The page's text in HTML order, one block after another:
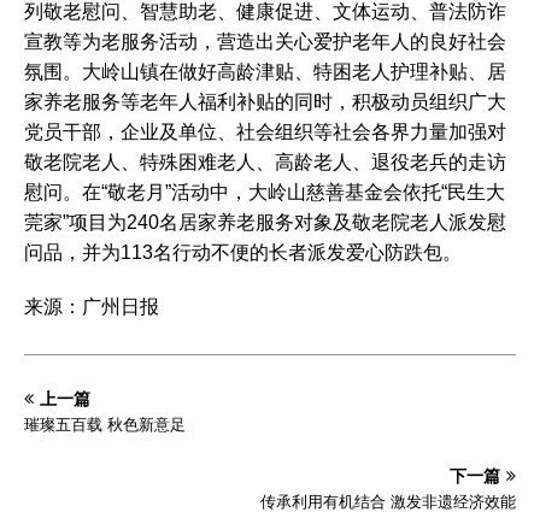
列敬老慰问、智慧助老、健康促进、文体运动、普法防诈
宣教等为老服务活动，营造出关心爱护老年人的良好社会
氛围。大岭山镇在做好高龄津贴、特困老人护理补贴、居
家养老服务等老年人福利补贴的同时，积极动员组织广大
党员干部，企业及单位、社会组织等社会各界力量加强对
敬老院老人、特殊困难老人、高龄老人、退役老兵的走访
慰问。在“敬老月”活动中，大岭山慈善基金会依托“民生大
莞家”项目为240名居家养老服务对象及敬老院老人派发慰
问品，并为113名行动不便的长者派发爱心防跌包。
来源：广州日报
上一篇
璀璨五百载 秋色新意足
下一篇
传承利用有机结合 激发非遗经济效能